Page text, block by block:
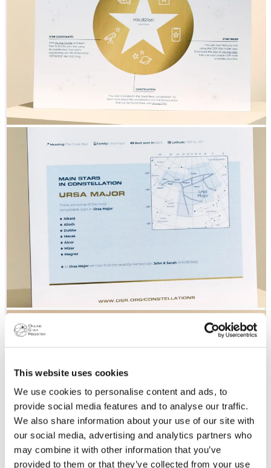
This website uses cookies
We use cookies to personalise content and ads, to
provide social media features and to analyse our traffic.
We also share information about your use of our site with
our social media, advertising and analytics partners who
may combine it with other information that you’ve
provided to them or that they’ve collected from your use